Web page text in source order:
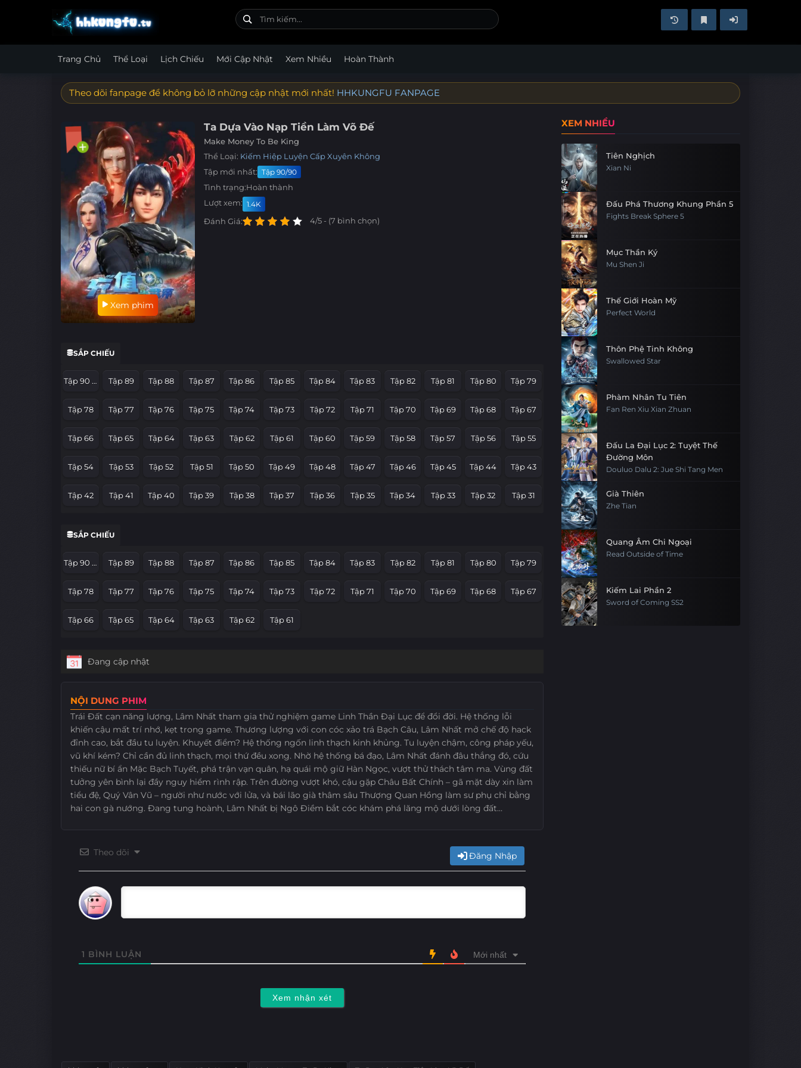
Trang Chủ Thể Loại Lịch Chiếu Mới Cập Nhật Xem Nhiều Hoàn Thành
Theo dõi fanpage để không bỏ lỡ những cập nhật mới nhất! HHKUNGFU FANPAGE
Xem phim
Ta Dựa Vào Nạp Tiền Làm Võ Đế
Make Money To Be King
Thể Loại: Kiếm Hiệp Luyện CấpXuyên Không
Tập mới nhất: Tập 90/90
Tình trạng:Hoàn thành
Lượt xem: 1.4K
Đánh Giá: 4/5 - (7 bình chọn)
SẮP CHIẾU
Tập 90 Hết Phần Tập 89 Tập 88 Tập 87 Tập 86 Tập 85 Tập 84 Tập 83 Tập 82 Tập 81 Tập 80 Tập 79
Tập 78 Tập 77 Tập 76 Tập 75 Tập 74 Tập 73 Tập 72 Tập 71 Tập 70 Tập 69 Tập 68 Tập 67
Tập 66 Tập 65 Tập 64 Tập 63 Tập 62 Tập 61 Tập 60 Tập 59 Tập 58 Tập 57 Tập 56 Tập 55
Tập 54 Tập 53 Tập 52 Tập 51 Tập 50 Tập 49 Tập 48 Tập 47 Tập 46 Tập 45 Tập 44 Tập 43
Tập 42 Tập 41 Tập 40 Tập 39 Tập 38 Tập 37 Tập 36 Tập 35 Tập 34 Tập 33 Tập 32 Tập 31
SẮP CHIẾU
Tập 90 Hết Phần Tập 89 Tập 88 Tập 87 Tập 86 Tập 85 Tập 84 Tập 83 Tập 82 Tập 81 Tập 80 Tập 79
Tập 78 Tập 77 Tập 76 Tập 75 Tập 74 Tập 73 Tập 72 Tập 71 Tập 70 Tập 69 Tập 68 Tập 67
Tập 66 Tập 65 Tập 64 Tập 63 Tập 62 Tập 61
Đang cập nhật
NỘI DUNG PHIM
Trái Đất cạn năng lượng, Lâm Nhất tham gia thử nghiệm game Linh Thần Đại Lục để đổi đời. Hệ thống lỗi
khiến cậu mất trí nhớ, kẹt trong game. Thương lượng với con cóc xảo trá Bạch Câu, Lâm Nhất mở chế độ hack
đỉnh cao, bắt đầu tu luyện. Khuyết điểm? Hệ thống ngốn linh thạch kinh khủng. Tu luyện chậm, công pháp yếu,
vũ khí kém? Chỉ cần đủ linh thạch, mọi thứ đều xong. Nhờ hệ thống bá đạo, Lâm Nhất đánh đâu thắng đó, cứu
thiếu nữ bí ẩn Mặc Bạch Tuyết, phá trận vạn quân, hạ quái mộ giữ Hàn Ngọc, vượt thử thách tâm ma. Vùng đất
tưởng yên bình lại đầy nguy hiểm rình rập. Trên đường vượt khó, cậu gặp Châu Bất Chính – gã mặt dày xin làm
tiểu đệ, Quý Vân Vũ – người như nước với lửa, và bái lão già thâm sâu Thượng Quan Hồng làm sư phụ chỉ bằng
hai con gà nướng. Đang tung hoành, Lâm Nhất bị Ngô Điềm bắt cóc khám phá lăng mộ dưới lòng đất…
Theo dõi Đăng Nhập
1 BÌNH LUẬN Mới nhất
Xem nhận xét
XEM NHIỀU
Tiên Nghịch
Xian Ni
Đấu Phá Thương Khung Phần 5
Fights Break Sphere 5
Mục Thần Ký
Mu Shen Ji
Thế Giới Hoàn Mỹ
Perfect World
Thôn Phệ Tinh Không
Swallowed Star
Phàm Nhân Tu Tiên
Fan Ren Xiu Xian Zhuan
Đấu La Đại Lục 2: Tuyệt Thế
Đường Môn
Douluo Dalu 2: Jue Shi Tang Men
Già Thiên
Zhe Tian
Quang Âm Chi Ngoại
Read Outside of Time
Kiếm Lai Phần 2
Sword of Coming SS2